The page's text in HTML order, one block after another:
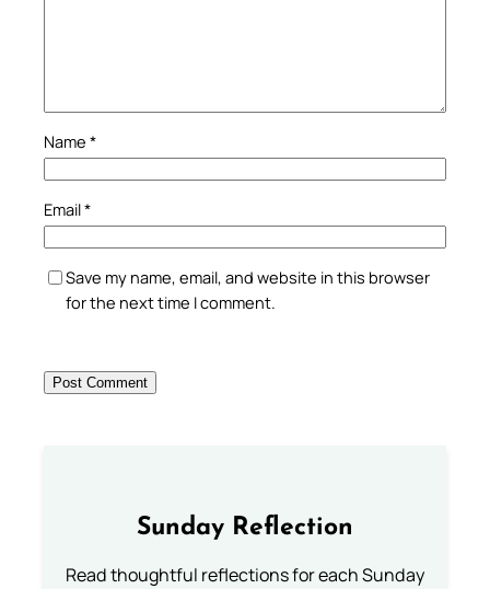
Name *
Email*
Save my name, email, and website in this browser
for the next time I comment.
Sunday Reflection
Read thoughtful reflections for each Sunday